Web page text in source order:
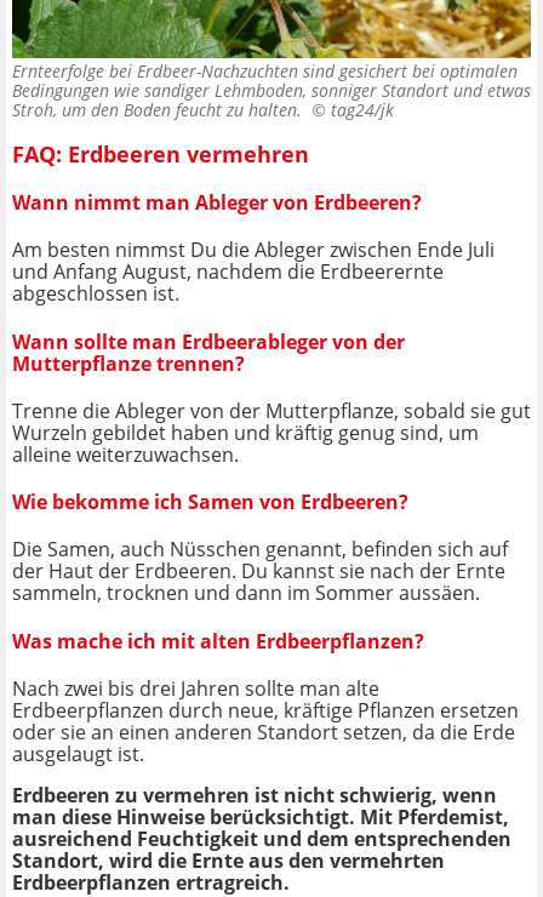
Ernteerfolge bei Erdbeer-Nachzuchten sind gesichert bei optimalen
Bedingungen wie sandiger Lehmboden, sonniger Standort und etwas
Stroh, um den Boden feucht zu halten. © tag24/jk
FAQ: Erdbeeren vermehren
Wann nimmt man Ableger von Erdbeeren?
Am besten nimmst Du die Ableger zwischen Ende Juli
und Anfang August, nachdem die Erdbeerernte
abgeschlossen ist.
Wann sollte man Erdbeerableger von der
Mutterpflanze trennen?
Trenne die Ableger von der Mutterpflanze, sobald sie gut
Wurzeln gebildet haben und kräftig genug sind, um
alleine weiterzuwachsen.
Wie bekomme ich Samen von Erdbeeren?
Die Samen, auch Nüsschen genannt, befinden sich auf
der Haut der Erdbeeren. Du kannst sie nach der Ernte
sammeln, trocknen und dann im Sommer aussäen.
Was mache ich mit alten Erdbeerpflanzen?
Nach zwei bis drei Jahren sollte man alte
Erdbeerpflanzen durch neue, kräftige Pflanzen ersetzen
oder sie an einen anderen Standort setzen, da die Erde
ausgelaugt ist.
Erdbeeren zu vermehren ist nicht schwierig, wenn
man diese Hinweise berücksichtigt. Mit Pferdemist,
ausreichend Feuchtigkeit und dem entsprechenden
Standort, wird die Ernte aus den vermehrten
Erdbeerpflanzen ertragreich.